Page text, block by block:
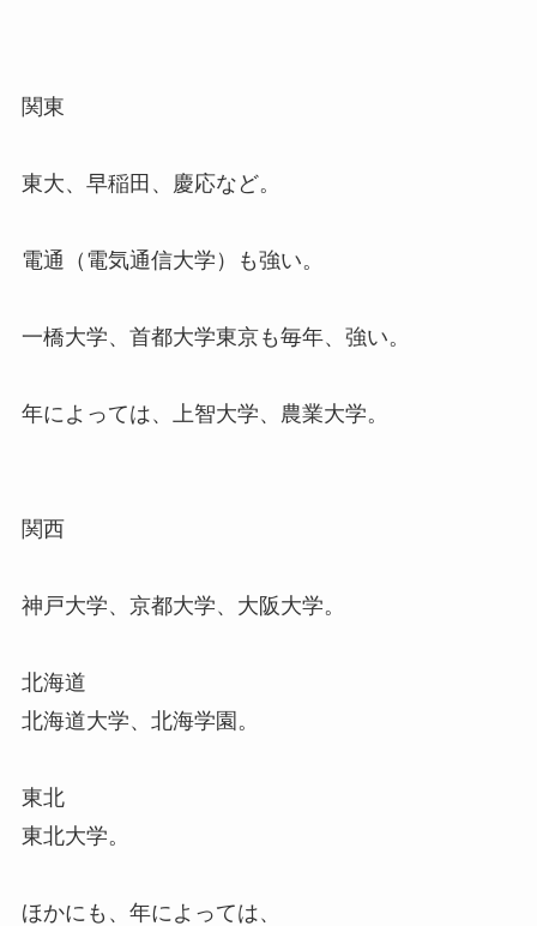
関東
東大、早稲田、慶応など。
電通（電気通信大学）も強い。
一橋大学、首都大学東京も毎年、強い。
年によっては、上智大学、農業大学。
関西
神戸大学、京都大学、大阪大学。
北海道
北海道大学、北海学園。
東北
東北大学。
ほかにも、年によっては、